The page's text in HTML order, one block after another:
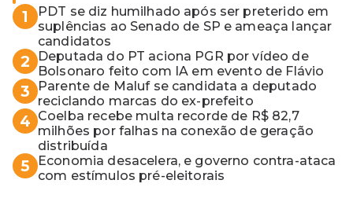
1
PDT se diz humilhado após ser preterido em
suplências ao Senado de SP e ameaça lançar
candidatos
2
Deputada do PT aciona PGR por vídeo de
Bolsonaro feito com IA em evento de Flávio
3
Parente de Maluf se candidata a deputado
reciclando marcas do ex-prefeito
4 Coelba recebe multa recorde de R$ 82,7
milhões por falhas na conexão de geração
distribuída
5
Economia desacelera, e governo contra-ataca
com estímulos pré-eleitorais